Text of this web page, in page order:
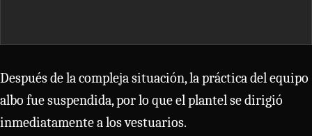
Después de la compleja situación, la práctica del equipo
albo fue suspendida, por lo que el plantel se dirigió
inmediatamente a los vestuarios.